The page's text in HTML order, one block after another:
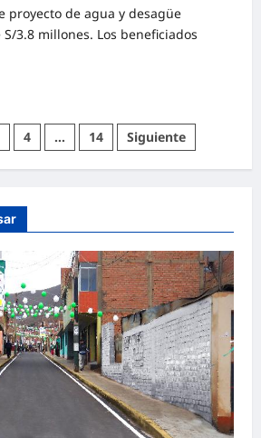
proyecto de agua y desagüe
3.8 millones. Los beneficiados
4 … 14 Siguiente